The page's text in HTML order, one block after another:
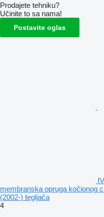
Prodajete tehniku?
Učinite to sa nama!
Postavite oglas
membranska opruga kočionog
(2002-) tegljača
4